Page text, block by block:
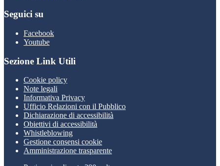
Seguici su
Facebook
Youtube
Sezione Link Utili
Cookie policy
Note legali
Informativa Privacy
Ufficio Relazioni con il Pubblico
Dichiarazione di accessibilità
Obiettivi di accessibilità
Whistleblowing
Gestione consensi cookie
Amministrazione trasparente